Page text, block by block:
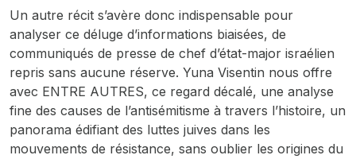
Un autre récit s’avère donc indispensable pour
analyser ce déluge d’informations biaisées, de
communiqués de presse de chef d’état-major israélien
repris sans aucune réserve. Yuna Visentin nous offre
avec ENTRE AUTRES, ce regard décalé, une analyse
fine des causes de l’antisémitisme à travers l’histoire, un
panorama édifiant des luttes juives dans les
mouvements de résistance, sans oublier les origines du